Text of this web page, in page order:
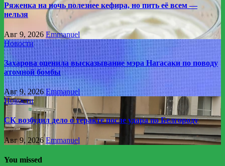
Ряженка на ночь полезнее кефира, но пить её всем —
нельзя
Авг 9, 2026 Emmanuel
Новости
Захарова оценила высказывание мэра Нагасаки по поводу
атомной бомбы
Авг 9, 2026Emmanuel
Новости
СК возбудил дело о теракте после удара по Белгороду
Авг 9, 2026Emmanuel
You missed